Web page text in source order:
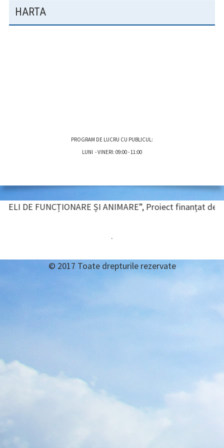
HARTA
PROGRAM DE LUCRU CU PUBLICUL:
LUNI - VINERI: 09:00 - 11:00
BARĂ
FUNCȚIONARE ȘI ANIMARE”, Proiect finanțat de
·
© 2017 Toate drepturile rezervate